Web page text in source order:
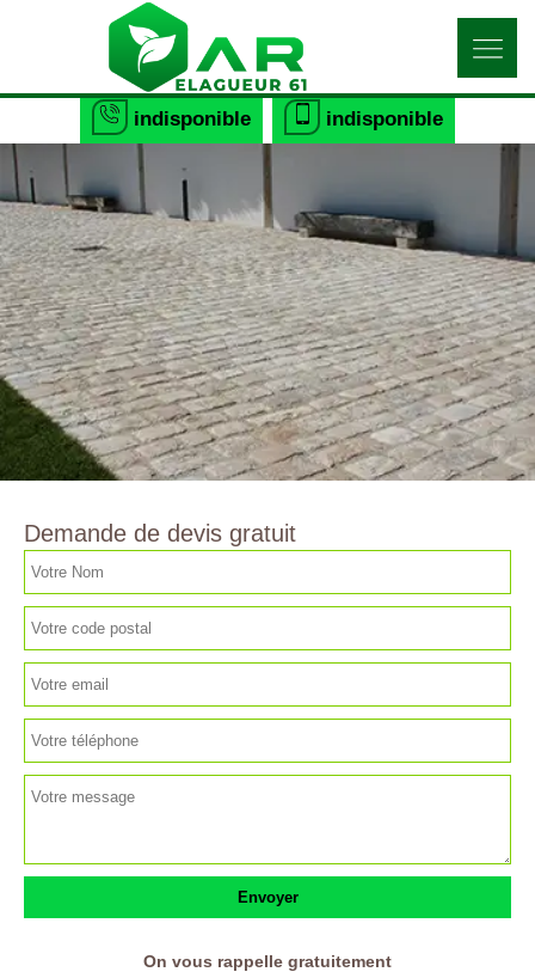
indisponible indisponible
Demande de devis gratuit
On vous rappelle gratuitement